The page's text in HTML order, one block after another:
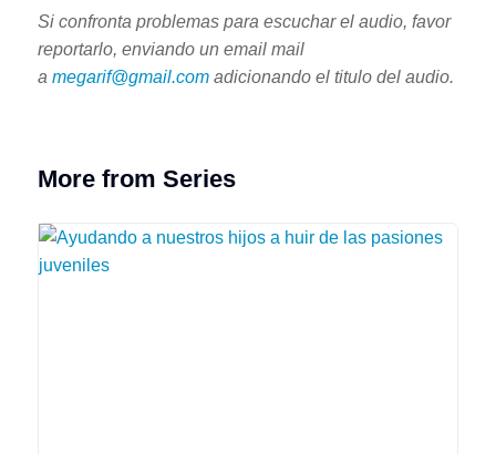
Si confronta problemas para escuchar el audio, favor
reportarlo, enviando un email mail
a megarif@gmail.com adicionando el titulo del audio.
More from Series